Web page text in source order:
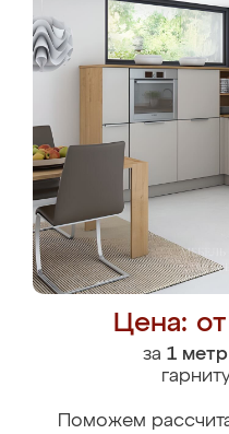
Цена:
за 1 метр
Поможем